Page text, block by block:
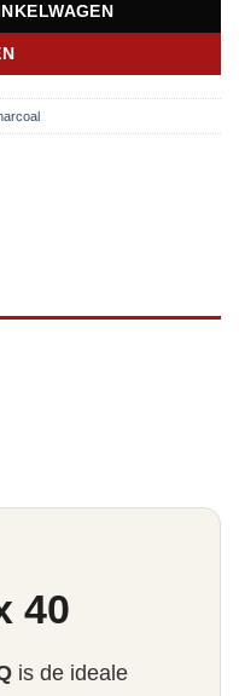
40
is de ideale